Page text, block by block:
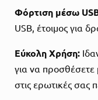
Φόρτιση μέσω
USB, έτοιμος για
Εύκολη Χρήση:
για να προσθέσετε
στις ερωτικές σας